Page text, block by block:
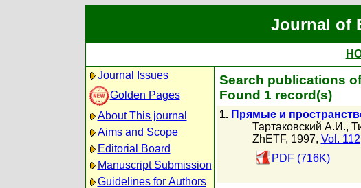
Journal of
Journal Issues
Golden Pages
About This journal
Aims and Scope
Editorial Board
Manuscript Submission
Guidelines for Authors
Search publications
Found 1 record(s)
1. Прямые и
Тартаковский А.И.,
ZhETF, 1997, Vol. 112
PDF (716K)